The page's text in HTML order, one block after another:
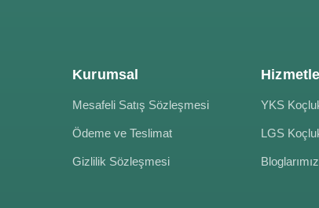
Kurumsal
Mesafeli Satış Sözleşmesi
Ödeme ve Teslimat
Gizlilik Sözleşmesi
YKS
LGS
Bloglarımız